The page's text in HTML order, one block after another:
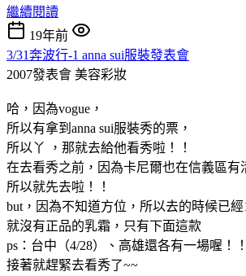
繼續閱讀
19年前
3/31奔波行-1 anna sui服裝發表會
2007發表會 美容彩妝
哈，因為vogue，
所以有拿到anna sui服裝秀的票，
所以丫 ，那就去給他看秀啦！！
在去看秀之前，因為卡尼爾也在信義區有
所以就先去啦！！
but，因為不知道方位，所以去的時候已經
就沒有正品的乳霜，只有下面這款
ps：台中（4/28）、高雄還各有一場喔！！
接著就趕緊去看秀了~~